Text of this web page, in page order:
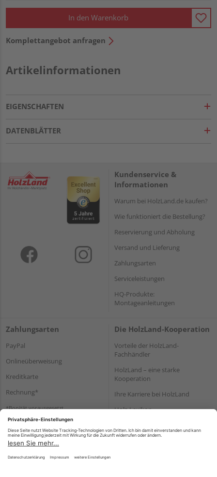
In den Warenkorb
Komplettangebot anfragen
Artikelinformationen
EIGENSCHAFTEN
DATENBLÄTTER
Kundenservice &
Informationen
Warum bei HolzLand.de kaufen?
Wie funktioniert die Bestellung?
Reservierung und Abholung
Versand und Lieferung
Zahlungsarten
Serviceleistungen
HQ-Produkte:
Montageanleitungen
Zahlungsarten
PayPal
Onlineüberweisung
Kreditkarte
Rechnung*
*Bonität vorausgesetzt
Die HolzLand-Kooperation
Vorteile der HolzLand-
Fachhändler
HolzLand – eine starke
Kooperation
Ihre Karriere bei HolzLand
Holz-Lexikon